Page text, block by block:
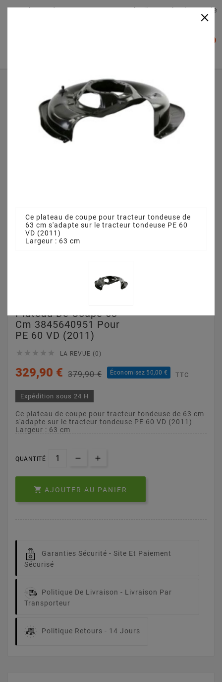
Plateaudecoupe.com : Trouver facilement le plateau de
Accueil
Plateau de coupe
Plateau de coupe 63 cm 3845640951 pour PE 60 VD
(2011)
Plateau De Coupe 63
Cm 3845640951 Pour
PE 60 VD (2011)
     LA REVUE (0)
329,90 € 379,90 € Économisez 50,00 € TTC
Expédition sous 24 H
Ce plateau de coupe pour tracteur tondeuse de 63 cm
s'adapte sur le tracteur tondeuse PE 60 VD (2011)
Largeur : 63 cm
QUANTITÉ
 AJOUTER AU PANIER
Garanties Sécurité - Site Et Paiement
Sécurisé
Politique De Livraison - Livraison Par
Transporteur
Politique Retours - 14 Jours
×
Ce plateau de coupe pour tracteur tondeuse de
63 cm s'adapte sur le tracteur tondeuse PE 60
VD (2011)
Largeur : 63 cm